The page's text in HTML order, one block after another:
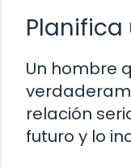
Un hombre
relación
futuro y lo